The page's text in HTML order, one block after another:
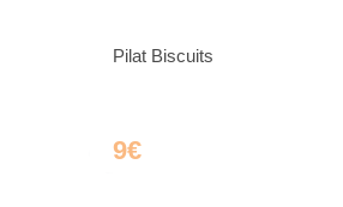
Pilat Biscuits
9€